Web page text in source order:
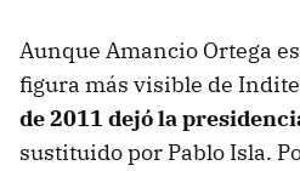
Aunque Amancio Ortega
figura más visible de
de 2011 dejó la
sustituido por Pablo Isla.